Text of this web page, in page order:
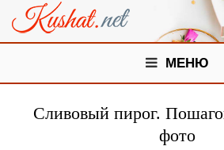
МЕНЮ
Сливовый пирог.
фото